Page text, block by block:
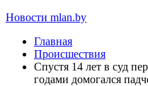
Новости mlan.by
Главная
Происшествия
Спустя 14 лет в суд
годами домогался